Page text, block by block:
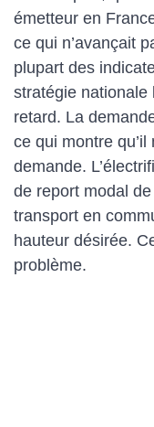
émetteur en
ce qui n’avançait
plupart des
stratégie nationale
retard. La
ce qui montre qu’il
demande.
de report modal
transport en
hauteur désirée.
problème.